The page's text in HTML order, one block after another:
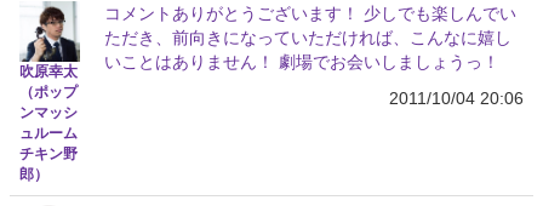
吹原幸太
（ポップ
ンマッシ
ュルーム
チキン野
郎）
コメントありがとうございます！ 少しでも楽しんでい
ただき、前向きになっていただければ、こんなに嬉し
いことはありません！ 劇場でお会いしましょうっ！
2011/10/04 20:06